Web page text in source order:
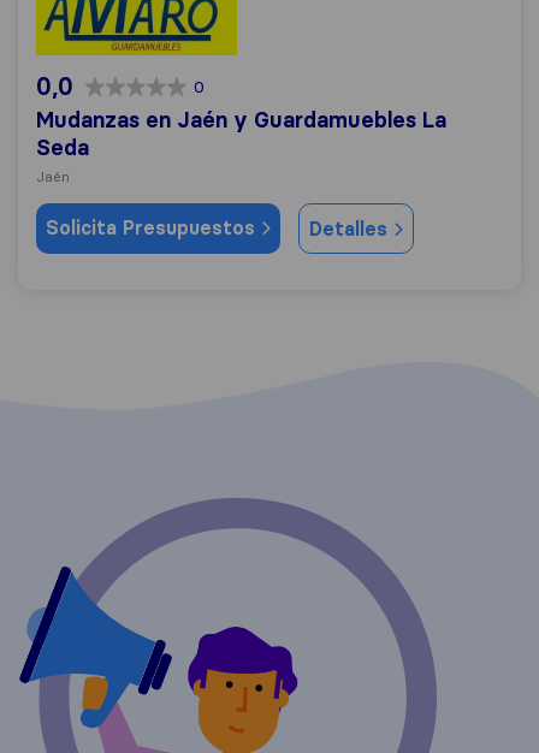
0,0 0
Mudanzas en Jaén y Guardamuebles La
Seda
Jaén
Solicita Presupuestos Detalles